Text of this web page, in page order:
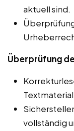
aktuell sind.
Überprüfung
vollständig